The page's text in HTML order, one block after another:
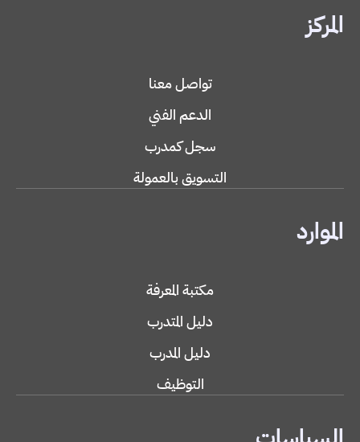
المركز
تواصل معنا
الدعم الفني
سجل كمدرب
التسويق بالعمولة
الموارد
مكتبة المعرفة
دليل المتدرب
دليل المدرب
التوظيف